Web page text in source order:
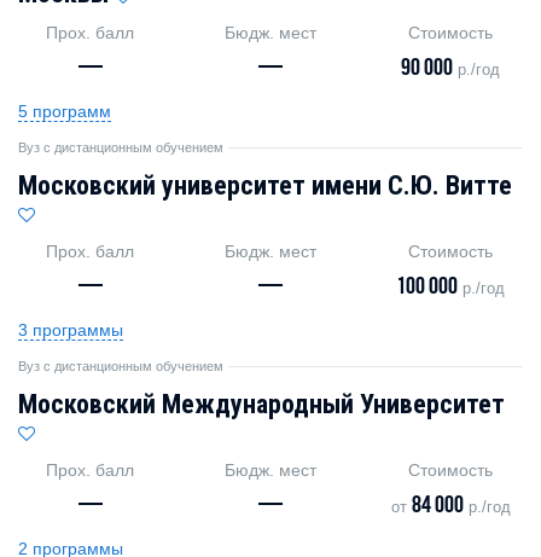
Прох. балл
—
Бюдж. мест
—
Стоимость
90 000 р./год
5 программ
Вуз с дистанционным обучением
Московский университет имени С.Ю. Витте
Прох. балл
—
Бюдж. мест
—
Стоимость
100 000 р./год
3 программы
Вуз с дистанционным обучением
Московский Международный Университет
Прох. балл
—
Бюдж. мест
—
Стоимость
от 84 000р./год
2 программы